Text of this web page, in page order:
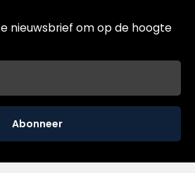
nieuwsbrief om op de hoogte
Abonneer